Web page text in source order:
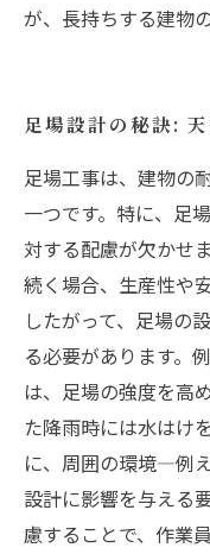
が、長持ちする建物
足場設計の秘訣:
足場工事は、建物の
一つです。特に、足
対する配慮が欠かせ
続く場合、生産性や
したがって、足場の
る必要があります。
は、足場の強度を高
た降雨時には水はけ
に、周囲の環境—例
設計に影響を与える
慮することで、作業